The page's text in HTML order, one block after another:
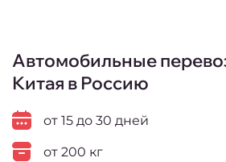
Автомобильные
Китая в Россию
от 15 до 30 дней
от 200 кг